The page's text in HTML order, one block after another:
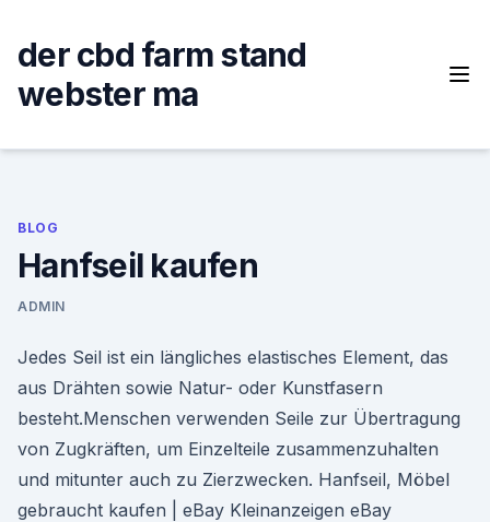
content
der cbd farm stand
webster ma
BLOG
Hanfseil kaufen
ADMIN
Jedes Seil ist ein längliches elastisches Element, das
aus Drähten sowie Natur- oder Kunstfasern
besteht.Menschen verwenden Seile zur Übertragung
von Zugkräften, um Einzelteile zusammenzuhalten
und mitunter auch zu Zierzwecken. Hanfseil, Möbel
gebraucht kaufen | eBay Kleinanzeigen eBay